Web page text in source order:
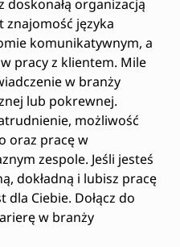
doskonałą organizacją
znajomość języka
komunikatywnym, a
pracy z klientem. Mile
w branży
lub pokrewnej.
możliwość
oraz pracę w
zespole. Jeśli jesteś
dokładną i lubisz pracę
Ciebie. Dołącz do
w branży